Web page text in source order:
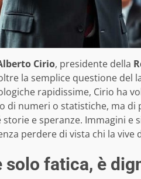
Cirio, presidente della
la semplice questione del
rapidissime, Cirio ha
di numeri o statistiche, ma
e speranze. Immagini
perdere di vista chi la vive
solo fatica, è